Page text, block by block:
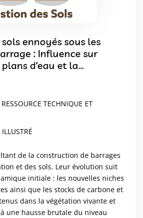
ennoyés sous les
: Influence sur
d’eau et la
TECHNIQUE ET
de la construction de barrages
et des sols. Leur évolution suit
initiale : les nouvelles niches
ainsi que les stocks de carbone et
dans la végétation vivante et
une hausse brutale du niveau